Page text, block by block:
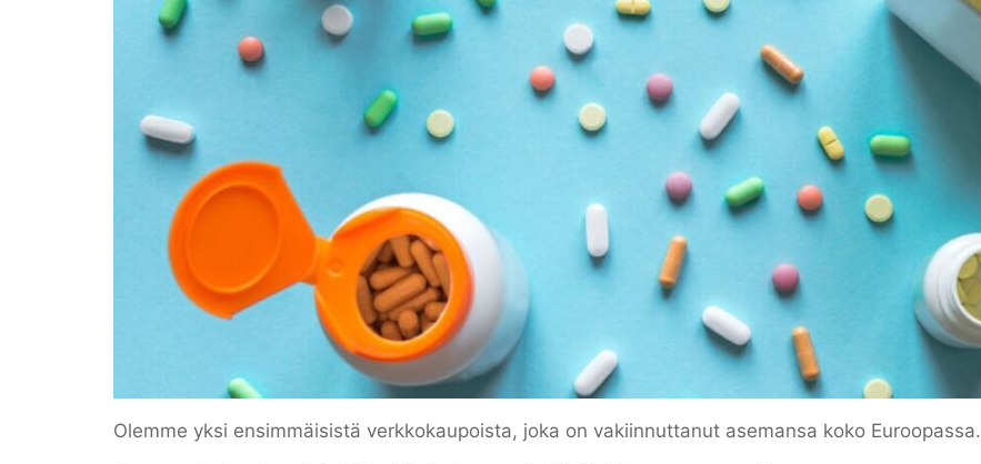
Olemme yksi ensimmäisistä verkkokaupoista, joka on vakiinnuttanut asemansa koko Euroopassa.